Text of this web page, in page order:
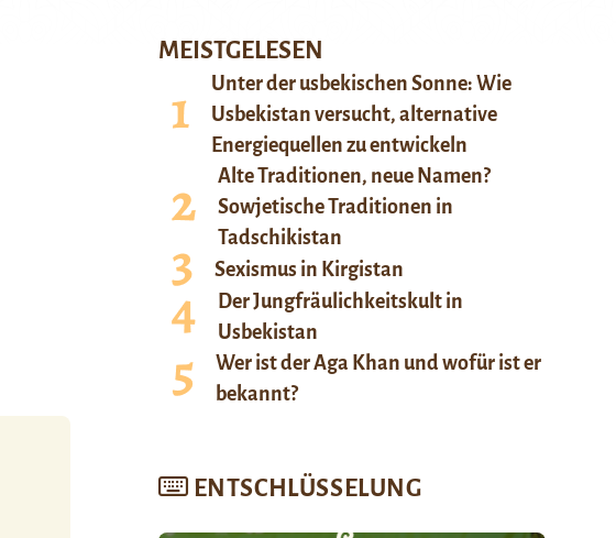
MEISTGELESEN
Unter der usbekischen Sonne: Wie
Usbekistan versucht, alternative
Energiequellen zu entwickeln
Alte Traditionen, neue Namen?
Sowjetische Traditionen in
Tadschikistan
Sexismus in Kirgistan
Der Jungfräulichkeitskult in
Usbekistan
Wer ist der Aga Khan und wofür ist er
bekannt?
ENTSCHLÜSSELUNG